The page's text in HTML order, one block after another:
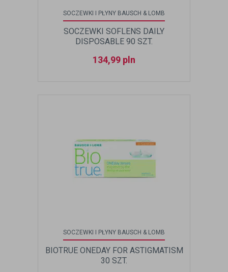
SOCZEWKI I PŁYNY BAUSCH & LOMB
SOCZEWKI SOFLENS DAILY
DISPOSABLE 90 SZT.
134,99 pln
SOCZEWKI I PŁYNY BAUSCH & LOMB
BIOTRUE ONEDAY FOR ASTIGMATISM
30 SZT.